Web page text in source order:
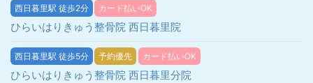
西日暮里駅 徒歩2分 カード払いOK
ひらいはりきゅう整骨院 西日暮里院
西日暮里駅 徒歩5分 予約優先 カード払いOK
ひらいはりきゅう整骨院 西日暮里分院